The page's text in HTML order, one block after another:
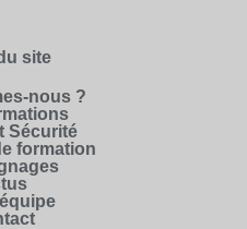
site
nous ?
Sécurité
formation